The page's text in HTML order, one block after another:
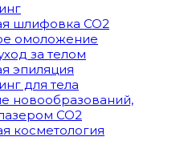
шлифовка СО2
омоложение
за телом
эпиляция
для тела
новообразований,
СО2
косметология